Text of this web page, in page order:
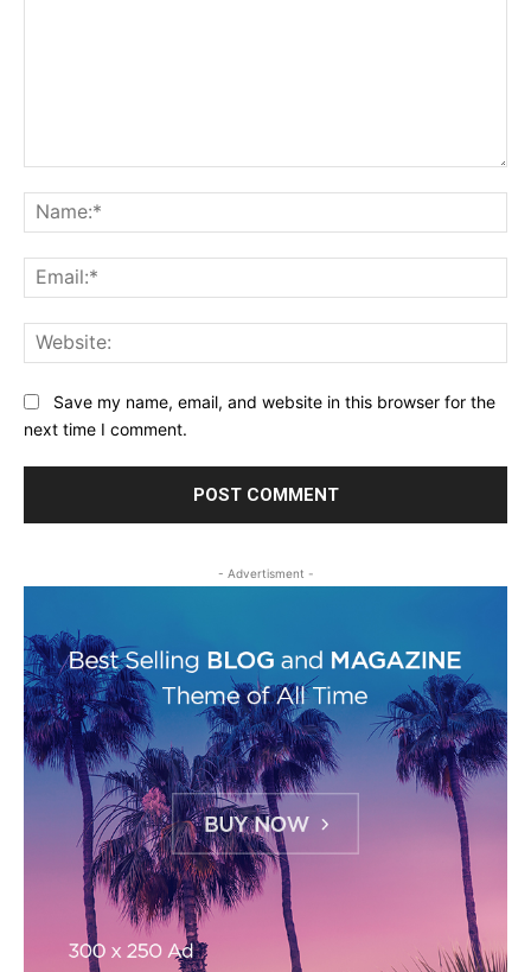
Save my name, email, and website in this browser for the
next time I comment.
- Advertisment -